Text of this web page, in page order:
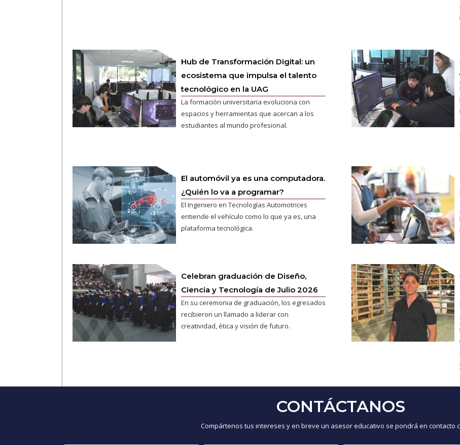
Hub de Transformación Digital: un
ecosistema que impulsa el talento
tecnológico en la UAG
La formación universitaria evoluciona con
espacios y herramientas que acercan a los
estudiantes al mundo profesional.
El automóvil ya es una computadora.
¿Quién lo va a programar?
El Ingeniero en Tecnologías Automotrices
entiende el vehículo como lo que ya es, una
plataforma tecnológica.
Celebran graduación de Diseño,
Ciencia y Tecnología de Julio 2026
En su ceremonia de graduación, los egresados
recibieron un llamado a liderar con
creatividad, ética y visión de futuro.
CONTÁCTANOS
Compártenos tus intereses y en breve un asesor educativo se pondrá en contacto